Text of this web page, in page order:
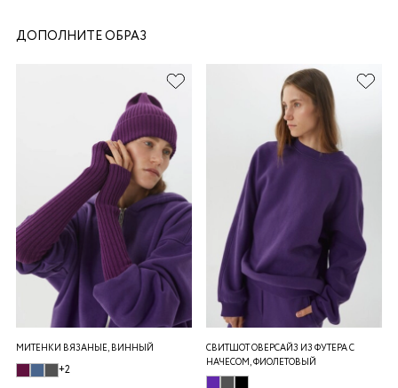
ДОПОЛНИТЕ ОБРАЗ
МИТЕНКИ ВЯЗАНЫЕ, ВИННЫЙ
+2
СВИТШОТ ОВЕРСАЙЗ ИЗ ФУТЕРА С
НАЧЕСОМ, ФИОЛЕТОВЫЙ